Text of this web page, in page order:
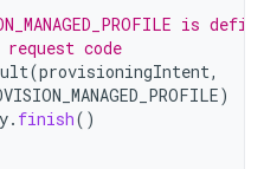
is
code
(provisioningIntent,
)
. finish()